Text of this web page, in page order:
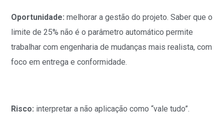
Oportunidade:melhorar a gestão do projeto. Saber que o
limite de 25% não é o parâmetro automático permite
trabalhar com engenharia de mudanças mais realista, com
foco em entrega e conformidade.
Risco: interpretar a não aplicação como “vale tudo”.